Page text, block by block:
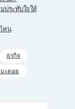
ประทับใจให้
หน
ธุรกิจ
ะตอย